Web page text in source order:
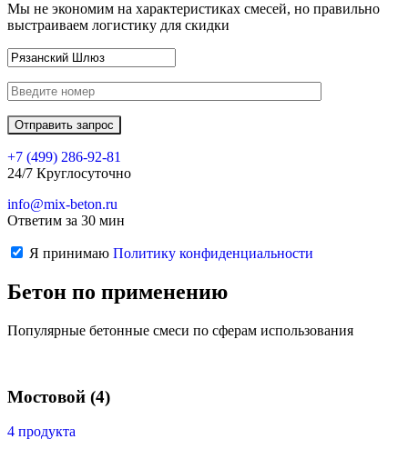
Мы не экономим на характеристиках смесей, но правильно
выстраиваем логистику для скидки
+7 (499) 286-92-81
24/7 Круглосуточно
info@mix-beton.ru
Ответим за 30 мин
Я принимаю Политику конфиденциальности
Бетон по применению
Популярные бетонные смеси по сферам использования
Мостовой (4)
4 продукта